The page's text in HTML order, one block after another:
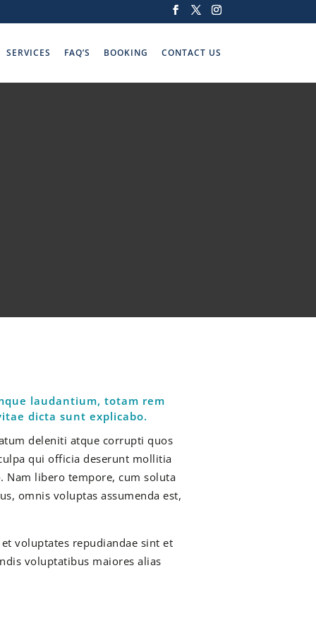
SERVICES FAQ’S BOOKING CONTACT US
laudantium, totam rem
dicta sunt explicabo.
deleniti atque corrupti quos
qui officia deserunt mollitia
Nam libero tempore, cum soluta
omnis voluptas assumenda est,
voluptates repudiandae sint et
voluptatibus maiores alias